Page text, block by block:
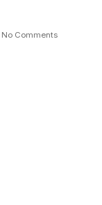
No Comments